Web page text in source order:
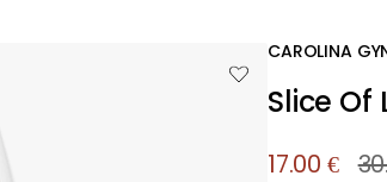
CAROLINA
Slice Of
17.00 €